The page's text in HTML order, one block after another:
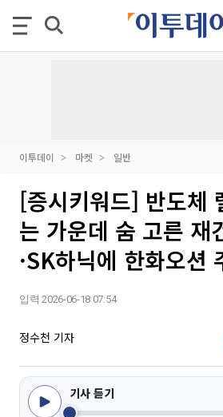
이투데이 마켓 일반
[증시키워드] 반도체
는 가운데 숨 고른
·SK하닉에 한화오션
입력 2026-06-18 07:54
정수천 기자
기사 듣기